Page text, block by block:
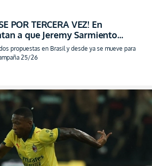
POR TERCERA VEZ! En
a que Jeremy Sarmiento
el Brighton
propuestas en Brasil y desde ya se mueve para
25/26